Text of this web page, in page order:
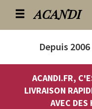
ACANDI
Depuis 2006
ACANDI.FR,
LIVRAISON
AVEC DES